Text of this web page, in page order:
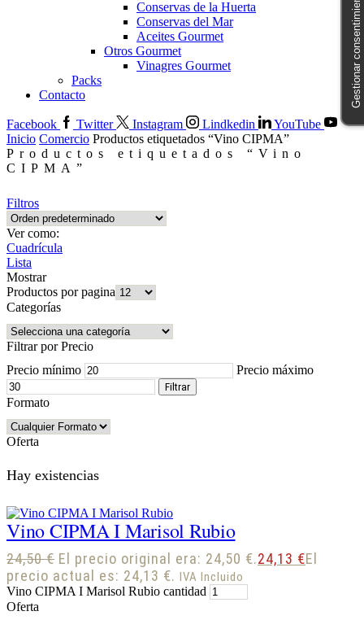
Conservas de la Huerta
Conservas del Mar
Aceites Gourmet
Otros Gourmet
Vinagres Gourmet
Packs
Contacto
Facebook Twitter Instagram Lindkedin
YouTube
Inicio Comercio Productos etiquetados “Vino CIPMA”
Productos etiquetados “Vino
CIPMA”
Filtros
Ver como:
Cuadrícula
Lista
Mostrar
Productos por pagina
Categorías
Filtrar por Precio
Precio mínimo
Precio máximo
Filtrar
Formato
Oferta
Hay existencias
Vino CIPMA I Marisol Rubio
24,50€ El precio original era: 24,50 €.24,13 €El
precio actual es: 24,13 €.
IVA Incluido
Vino CIPMA I Marisol Rubio cantidad
Oferta
Gestionar consentimiento